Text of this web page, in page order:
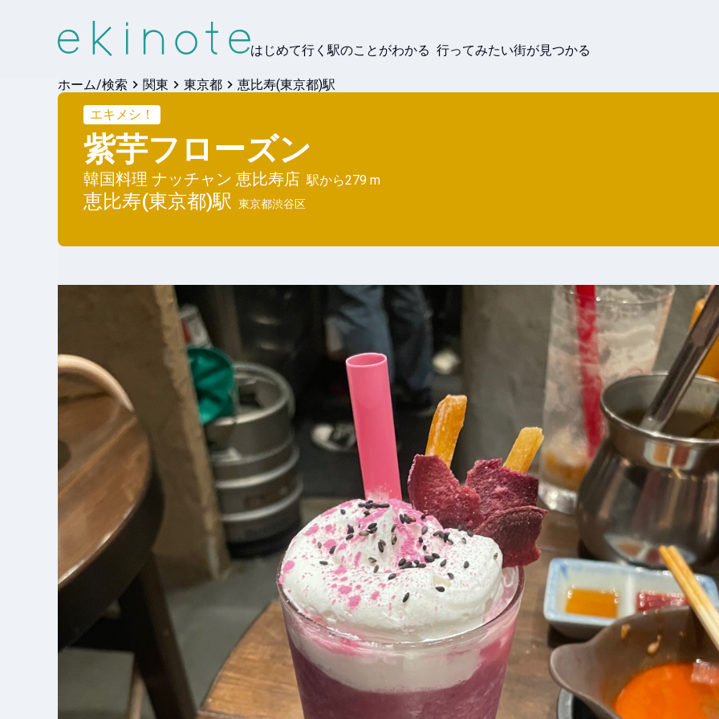
はじめて行く駅のことがわかる 行ってみたい街が見つかる
ホーム/検索 関東 東京都
恵比寿(東京都)駅
エキメシ！
紫芋フローズン
韓国料理 ナッチャン 恵比寿店 駅から279 m
恵比寿(東京都)駅 東京都渋谷区